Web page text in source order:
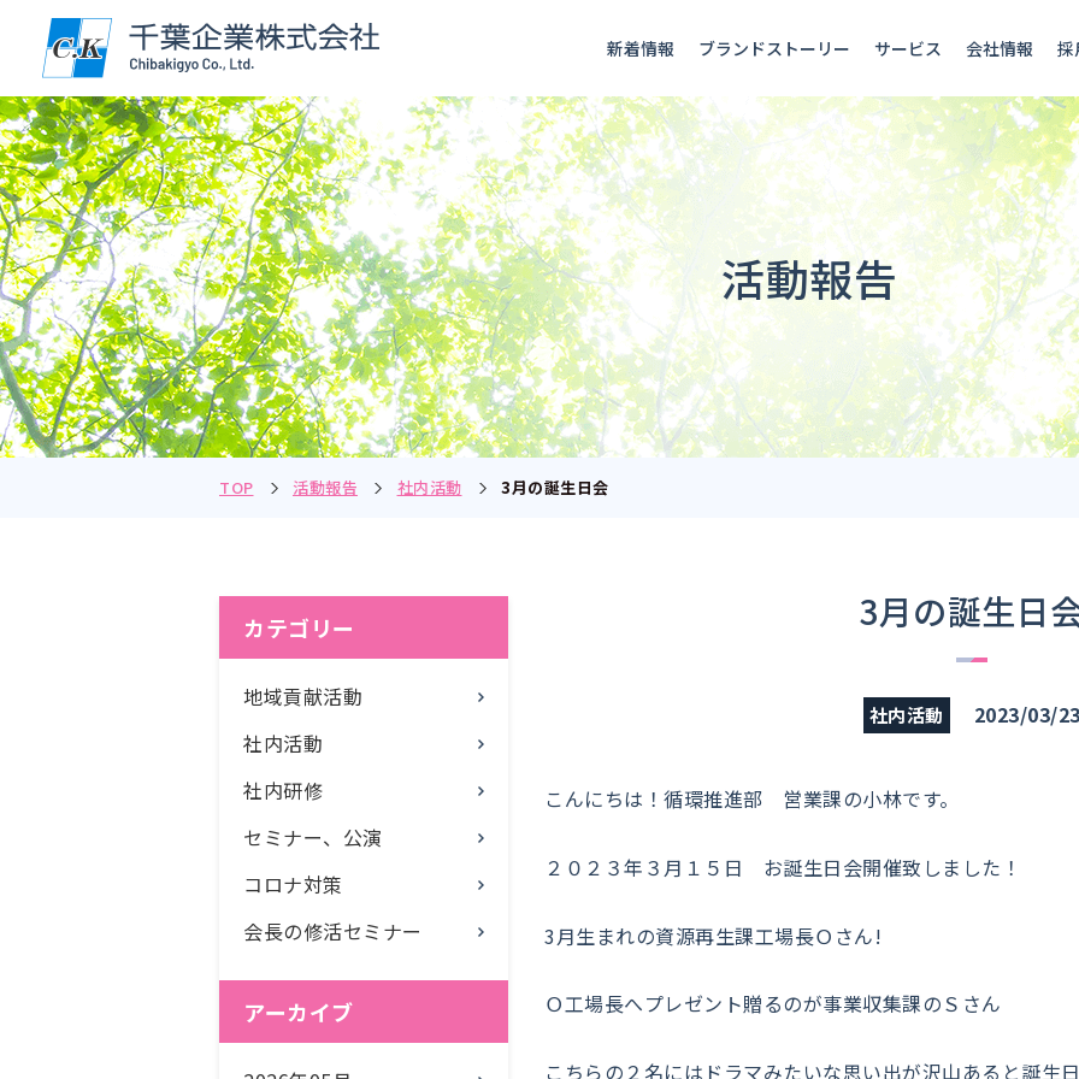
新着情報 ブランドストーリー サービス 会社情報 採
活動報告
TOP 活動報告 社内活動 3月の誕生日会
カテゴリー
地域貢献活動
社内活動
社内研修
セミナー、公演
コロナ対策
会長の修活セミナー
アーカイブ
3月の誕生日
社内活動 2023/03/23
こんにちは！循環推進部 営業課の小林です。
２０２３年３月１５日 お誕生日会開催致しました！
3月生まれの資源再生課工場長Ｏさん!
Ｏ工場長へプレゼント贈るのが事業収集課のＳさん
こちらの２名にはドラマみたいな思い出が沢山あると誕生